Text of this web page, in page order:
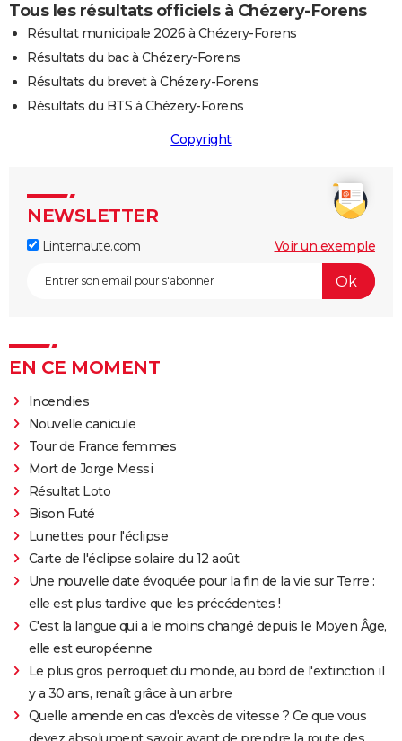
Tous les résultats officiels à Chézery-Forens
Résultat municipale 2026 à Chézery-Forens
Résultats du bac à Chézery-Forens
Résultats du brevet à Chézery-Forens
Résultats du BTS à Chézery-Forens
Copyright
NEWSLETTER
Linternaute.com Voir un exemple
EN CE MOMENT
Incendies
Nouvelle canicule
Tour de France femmes
Mort de Jorge Messi
Résultat Loto
Bison Futé
Lunettes pour l'éclipse
Carte de l'éclipse solaire du 12 août
Une nouvelle date évoquée pour la fin de la vie sur Terre :
elle est plus tardive que les précédentes !
C'est la langue qui a le moins changé depuis le Moyen Âge,
elle est européenne
Le plus gros perroquet du monde, au bord de l'extinction il
y a 30 ans, renaît grâce à un arbre
Quelle amende en cas d'excès de vitesse ? Ce que vous